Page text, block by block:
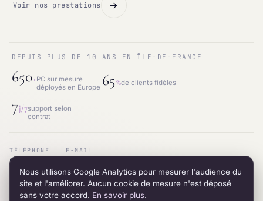
Voir nos prestations
DEPUIS PLUS DE 10 ANS EN ÎLE-DE-FRANCE
650+PC sur mesure
déployés en Europe 65%de clients fidèles
7j/7support selon
contrat
TÉLÉPHONE
01.87.53.66.31
E-MAIL
ADRESSE
12 avenue du 8 mai 1945 · 95200 Sarcelles
RÉSEAU
LinkedIn
Nous utilisons Google Analytics pour mesurer l'audience du
site et l'améliorer. Aucun cookie de mesure n'est déposé
sans votre accord. En savoir plus.